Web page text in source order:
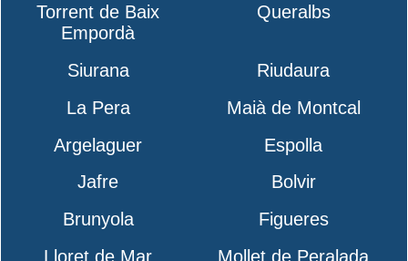
Torrent de Baix
Empordà
Queralbs
Siurana
Riudaura
La Pera
Maià de Montcal
Argelaguer
Espolla
Jafre
Bolvir
Brunyola
Figueres
Lloret de Mar
Mollet de Peralada